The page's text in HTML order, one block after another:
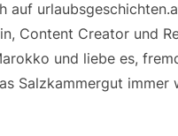
auf
Content Creator und
und liebe es,
Salzkammergut immer